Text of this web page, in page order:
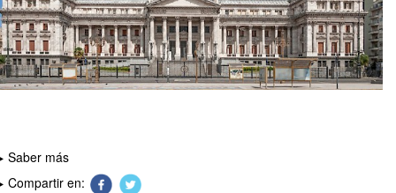
Saber más
Compartir en: